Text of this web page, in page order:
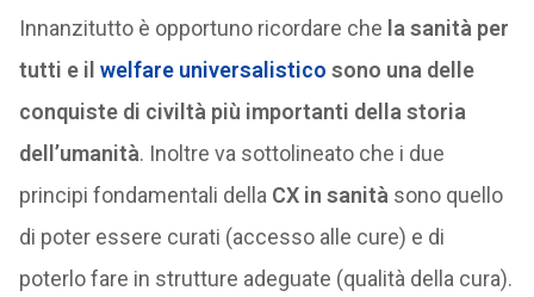
Innanzitutto è opportuno ricordare che la sanità per
tutti e il welfare universalistico sono una delle
conquiste di civiltà più importanti della storia
dell’umanità. Inoltre va sottolineato che i due
principi fondamentali della CX in sanità sono quello
di poter essere curati (accesso alle cure) e di
poterlo fare in strutture adeguate (qualità della cura).